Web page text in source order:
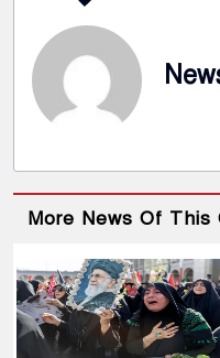
More News Of This